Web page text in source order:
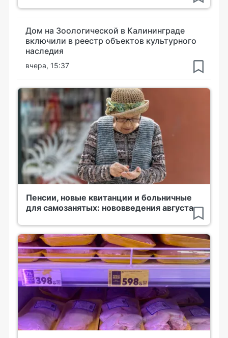
Дом на Зоологической в Калининграде
включили в реестр объектов культурного
наследия
вчера, 15:37
Пенсии, новые квитанции и больничные
для самозанятых: нововведения августа